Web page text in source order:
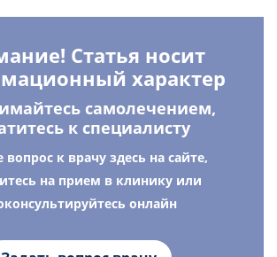
Статья носит
характер
самолечением,
к специалисту
вопрос к врачу здесь на сайте,
на прием в клинику или
онлайн